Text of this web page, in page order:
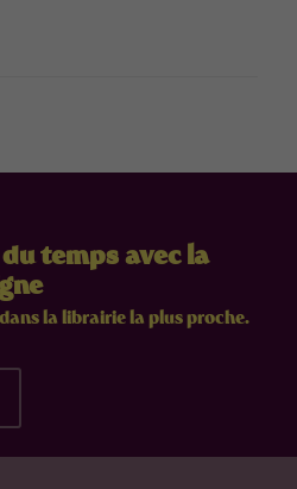
temps avec la
la librairie la plus proche.